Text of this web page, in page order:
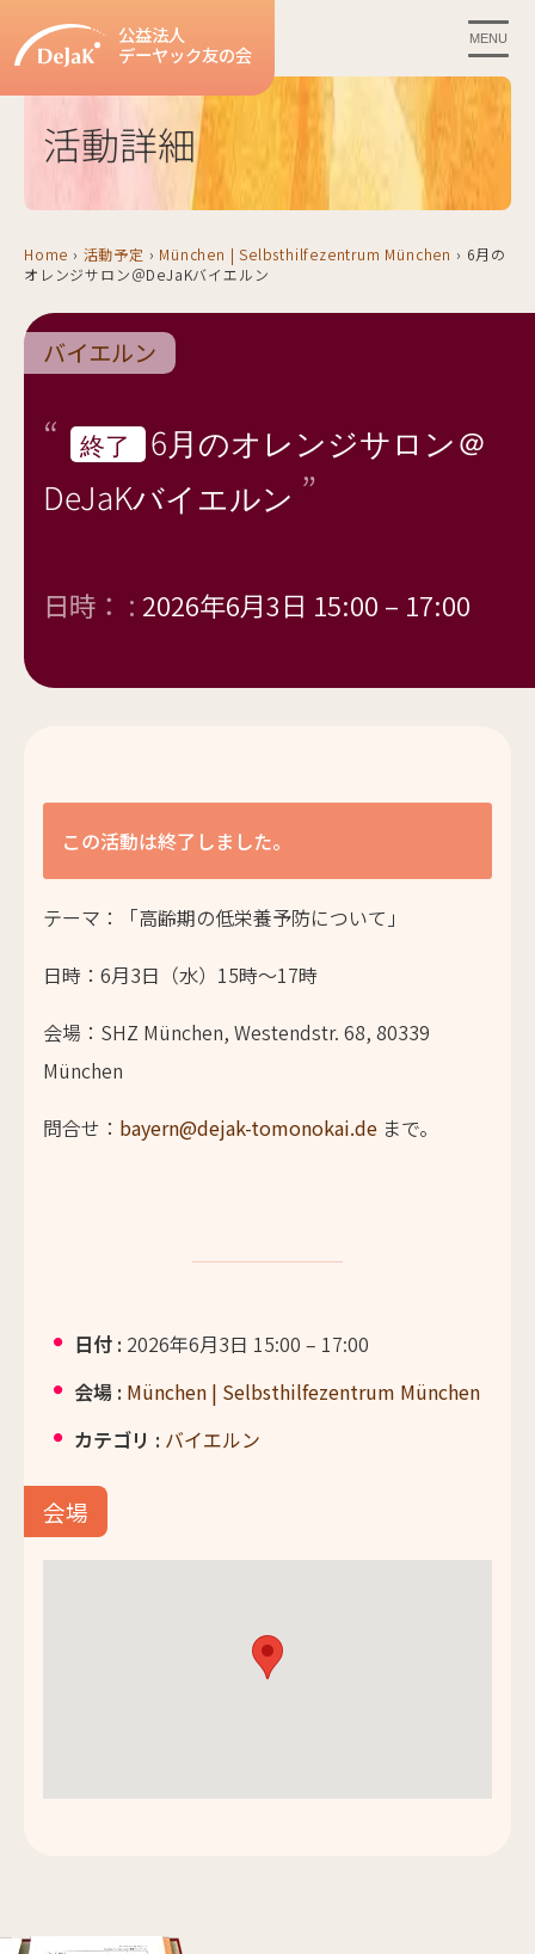
公益法人
デーヤック友の会
MENU
活動詳細
Home › 活動予定 › München | Selbsthilfezentrum München › 6月の
オレンジサロン＠DeJaKバイエルン
バイエルン
終了
6月のオレンジサロン＠
DeJaKバイエルン
日時： : 2026年6月3日 15:00 – 17:00
この活動は終了しました。
テーマ：
「高齢期の低栄養予防について」
日時：6月3日（水）15時～17時
会場：SHZ München, Westendstr. 68, 80339
München
問合せ： bayern@dejak-tomonokai.de まで。
日付 : 2026年6月3日 15:00 – 17:00
会場 : München | Selbsthilfezentrum München
カテゴリ : バイエルン
会場